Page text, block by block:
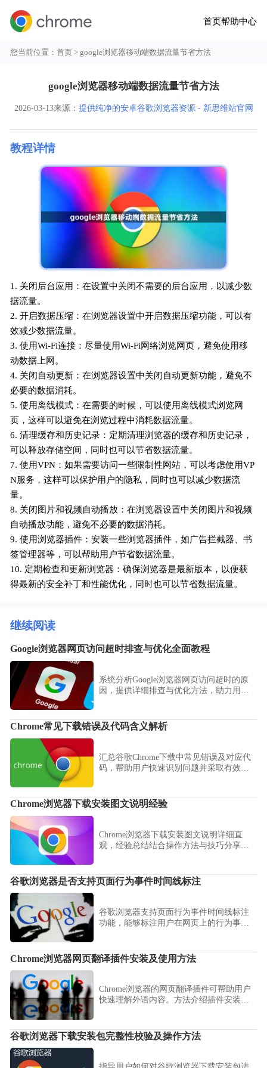
首页帮助中心
您当前位置：首页 > google浏览器移动端数据流量节省方法
google浏览器移动端数据流量节省方法
2026-03-13来源： 提供纯净的安卓谷歌浏览器资源 - 新思维站官网
教程详情
1. 关闭后台应用：在设置中关闭不需要的后台应用，以减少数
据流量。
2. 开启数据压缩：在浏览器设置中开启数据压缩功能，可以有
效减少数据流量。
3. 使用Wi-Fi连接：尽量使用Wi-Fi网络浏览网页，避免使用移
动数据上网。
4. 关闭自动更新：在浏览器设置中关闭自动更新功能，避免不
必要的数据消耗。
5. 使用离线模式：在需要的时候，可以使用离线模式浏览网
页，这样可以避免在浏览过程中消耗数据流量。
6. 清理缓存和历史记录：定期清理浏览器的缓存和历史记录，
可以释放存储空间，同时也可以节省数据流量。
7. 使用VPN：如果需要访问一些限制性网站，可以考虑使用VP
N服务，这样可以保护用户的隐私，同时也可以减少数据流
量。
8. 关闭图片和视频自动播放：在浏览器设置中关闭图片和视频
自动播放功能，避免不必要的数据消耗。
9. 使用浏览器插件：安装一些浏览器插件，如广告拦截器、书
签管理器等，可以帮助用户节省数据流量。
10. 定期检查和更新浏览器：确保浏览器是最新版本，以便获
得最新的安全补丁和性能优化，同时也可以节省数据流量。
继续阅读
Google浏览器网页访问超时排查与优化全面教程
系统分析Google浏览器网页访问超时的原
因，提供详细排查与优化方法，助力用户
Chrome常见下载错误及代码含义解析
汇总谷歌Chrome下载中常见错误及对应代
码，帮助用户快速识别问题并采取有效解
Chrome浏览器下载安装图文说明经验
Chrome浏览器下载安装图文说明详细直
观，经验总结结合操作方法与技巧分享，
谷歌浏览器是否支持页面行为事件时间线标注
谷歌浏览器支持页面行为事件时间线标注
功能，能够标注用户在网页上的行为事件
提高用户体验。
Chrome浏览器网页翻译插件安装及使用方法
Chrome浏览器的网页翻译插件可帮助用户
快速理解外语内容。方法介绍插件安装流
谷歌浏览器下载安装包完整性校验及操作方法